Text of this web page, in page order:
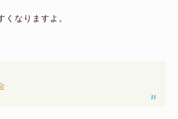
くなりますよ。